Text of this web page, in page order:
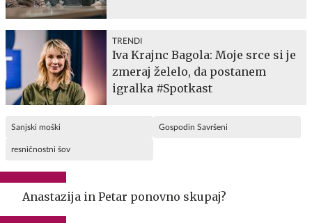
TRENDI
Iva Krajnc Bagola: Moje srce si je
zmeraj želelo, da postanem
igralka #Spotkast
Sanjski moški Gospodin Savršeni
resničnostni šov
Anastazija in Petar ponovno skupaj?